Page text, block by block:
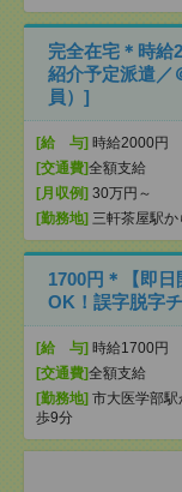
完全在宅＊時給
紹介予定派遣／
員）]
[給 与] 時給2000円
[交通費]全額支給
[月収例] 30万円～
[勤務地] 三軒茶屋駅
1700円＊【即
OK！誤字脱字
[給 与] 時給1700円
[交通費]全額支給
[勤務地] 市大医学部
歩9分